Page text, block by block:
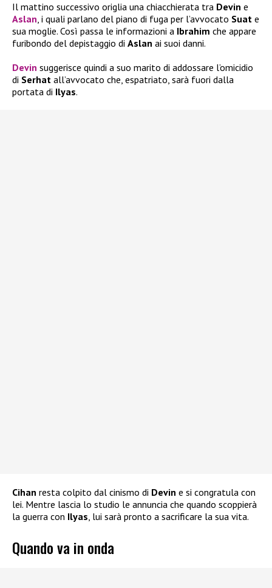
Il mattino successivo origlia una chiacchierata tra Devin e
Aslan, i quali parlano del piano di fuga per l’avvocato Suat e
sua moglie. Così passa le informazioni a Ibrahim che appare
furibondo del depistaggio di Aslan ai suoi danni.
Devin suggerisce quindi a suo marito di addossare l’omicidio
di Serhat all’avvocato che, espatriato, sarà fuori dalla
portata di Ilyas.
Cihan resta colpito dal cinismo di Devin e si congratula con
lei. Mentre lascia lo studio le annuncia che quando scoppierà
la guerra con Ilyas, lui sarà pronto a sacrificare la sua vita.
Quando va in onda